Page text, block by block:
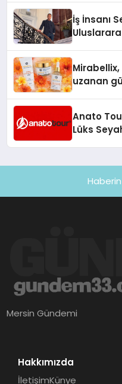
İş İnsanı
uzanan
Anato
Lüks
Mersin Gündemi
Hakkımızda
İletişimKünye